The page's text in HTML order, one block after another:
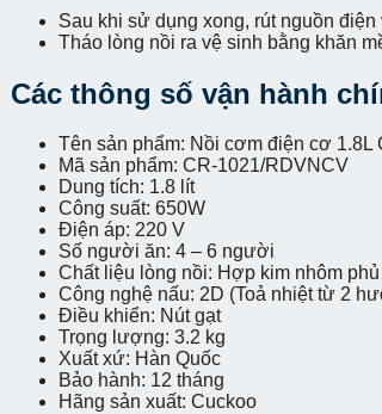
Sau khi sử dụng xong, rút nguồn
Tháo lòng nồi ra vệ sinh bằng khăn
Các thông số vận hành
Tên sản phẩm: Nồi cơm điện cơ 1.8L
Mã sản phẩm: CR-1021/RDVNCV
Dung tích: 1.8 lít
Công suất: 650W
Điện áp: 220 V
Số người ăn: 4 – 6 người
Chất liệu lòng nồi: Hợp kim nhôm
Công nghệ nấu: 2D (Toả nhiệt từ 2
Điều khiển: Nút gạt
Trọng lượng: 3.2 kg
Xuất xứ: Hàn Quốc
Bảo hành: 12 tháng
Hãng sản xuất: Cuckoo